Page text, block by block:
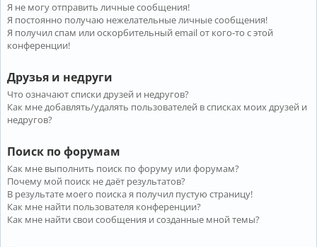
Я не могу отправить личные сообщения!
Я постоянно получаю нежелательные личные сообщения!
Я получил спам или оскорбительный email от кого-то с этой
конференции!
Друзья и недруги
Что означают списки друзей и недругов?
Как мне добавлять/удалять пользователей в списках моих друзей и
недругов?
Поиск по форумам
Как мне выполнить поиск по форуму или форумам?
Почему мой поиск не даёт результатов?
В результате моего поиска я получил пустую страницу!
Как мне найти пользователя конференции?
Как мне найти свои сообщения и созданные мной темы?